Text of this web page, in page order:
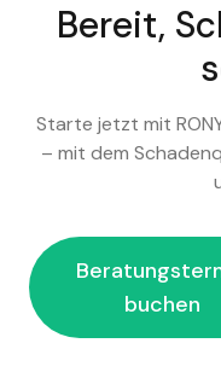
Bereit,
Starte jetzt mit
– mit dem
buchen